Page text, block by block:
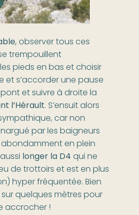
, observer tous ces
trempouillent
pieds en bas et choisir
et s’accorder une pause
et suivre à droite la
l’Hérault. S’ensuit alors
car non
par les baigneurs
abondamment en plein
longer la D4qui ne
de trottoirs et est en plus
hyper fréquentée. Bien
sur quelques mètres pour
accrocher !